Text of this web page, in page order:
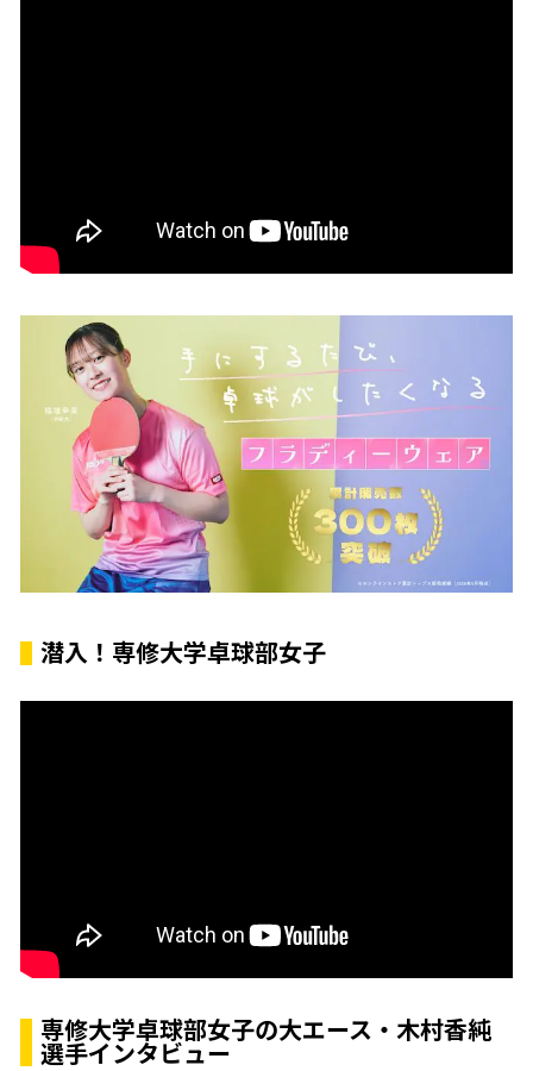
潜入！専修大学卓球部女子
専修大学卓球部女子の大エース・木村香純
選手インタビュー